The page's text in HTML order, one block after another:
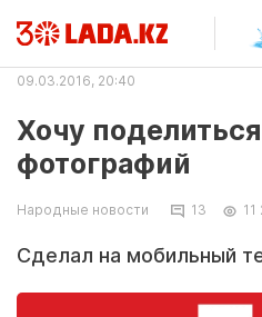
09.03.2016, 20:40
Хочу
фотографий
Народные новости 13 11
Сделал на мобильный